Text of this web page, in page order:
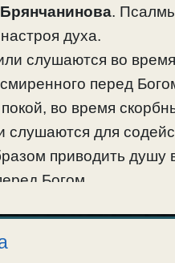
.
духа.
слушаются во
перед
во время
для
приводить душу
Богом.
как и во время